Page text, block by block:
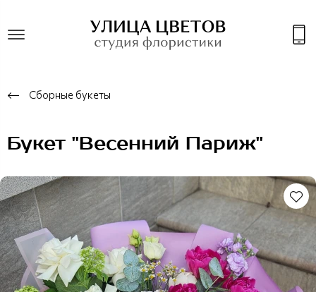
Сборные букеты
Букет "Весенний Париж"